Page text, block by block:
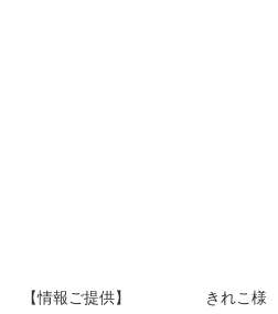
【情報ご提供】 きれこ様